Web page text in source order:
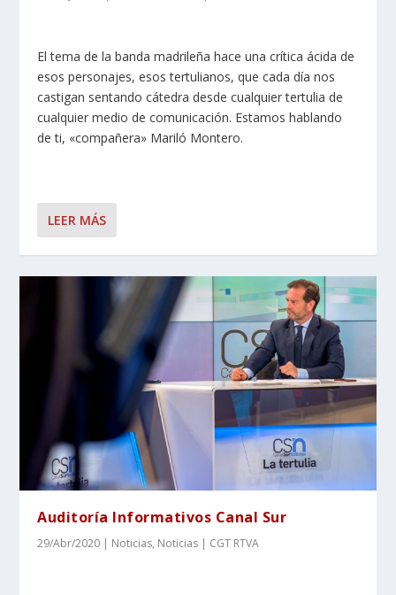
El tema de la banda madrileña hace una crítica ácida de
esos personajes, esos tertulianos, que cada día nos
castigan sentando cátedra desde cualquier tertulia de
cualquier medio de comunicación. Estamos hablando
de ti, «compañera» Mariló Montero.
LEER MÁS
Auditoría Informativos Canal Sur
29/Abr/2020 | Noticias, Noticias | CGT RTVA